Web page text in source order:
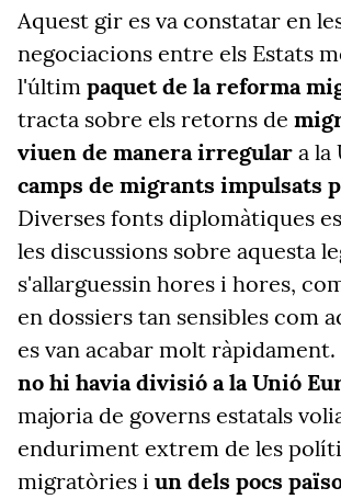
Aquest gir es va constatar en
negociacions entre els Estats
l'últim paquet de la reforma
tracta sobre els retorns de
viuen de manera irregular a la
camps de migrants impulsats
Diverses fonts diplomàtiques
les discussions sobre aquesta
s'allarguessin hores i hores,
en dossiers tan sensibles com
es van acabar molt
no hi havia divisió a la Unió
majoria de governs estatals
enduriment extrem de les
migratòries i un dels pocs